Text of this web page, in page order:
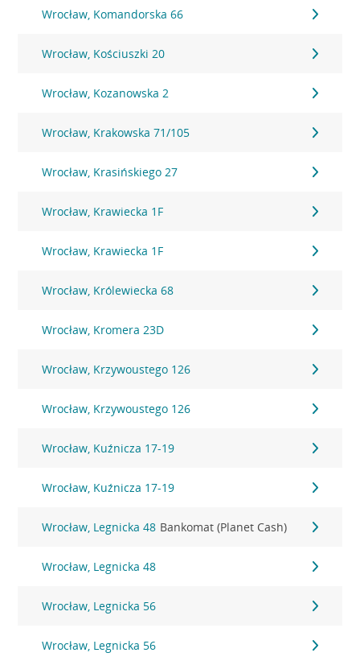
Wrocław, Komandorska 66
Wrocław, Kościuszki 20
Wrocław, Kozanowska 2
Wrocław, Krakowska 71/105
Wrocław, Krasińskiego 27
Wrocław, Krawiecka 1F
Wrocław, Krawiecka 1F
Wrocław, Królewiecka 68
Wrocław, Kromera 23D
Wrocław, Krzywoustego 126
Wrocław, Krzywoustego 126
Wrocław, Kuźnicza 17-19
Wrocław, Kuźnicza 17-19
Wrocław, Legnicka 48 Bankomat (Planet Cash)
Wrocław, Legnicka 48
Wrocław, Legnicka 56
Wrocław, Legnicka 56